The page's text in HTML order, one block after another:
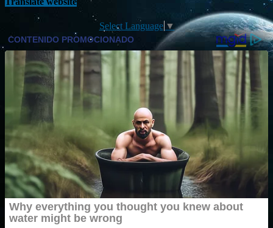
Select Language ▼